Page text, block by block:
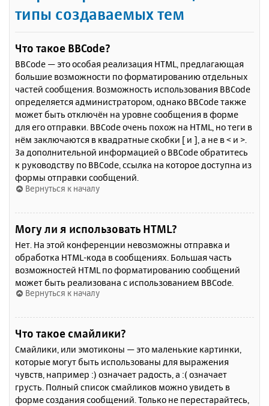
типы создаваемых тем
Что такое BBCode?
BBCode — это особая реализация HTML, предлагающая
большие возможности по форматированию отдельных
частей сообщения. Возможность использования BBCode
определяется администратором, однако BBCode также
может быть отключён на уровне сообщения в форме
для его отправки. BBCode очень похож на HTML, но теги в
нём заключаются в квадратные скобки [ и ], а не в < и >.
За дополнительной информацией о BBCode обратитесь
к руководству по BBCode, ссылка на которое доступна из
формы отправки сообщений.
Вернуться к началу
Могу ли я использовать HTML?
Нет. На этой конференции невозможны отправка и
обработка HTML-кода в сообщениях. Большая часть
возможностей HTML по форматированию сообщений
может быть реализована с использованием BBCode.
Вернуться к началу
Что такое смайлики?
Смайлики, или эмотиконы — это маленькие картинки,
которые могут быть использованы для выражения
чувств, например :) означает радость, а :( означает
грусть. Полный список смайликов можно увидеть в
форме создания сообщений. Только не перестарайтесь,